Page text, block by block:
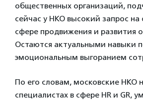
общественных организаций,
сейчас у НКО высокий запрос на
сфере продвижения и развития
Остаются актуальными навыки
эмоциональным выгоранием
По его словам, московские НКО
специалистах в сфере HR и GR,